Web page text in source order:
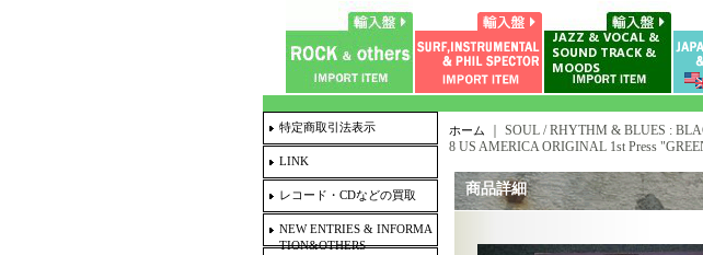
特定商取引法表示
LINK
レコード・CDなどの買取
NEW ENTRIES & INFORMA
TION&OTHERS
ホーム ｜ SOUL / RHYTHM & BLUES :
8 US AMERICA ORIGINAL 1st Press
商品詳細